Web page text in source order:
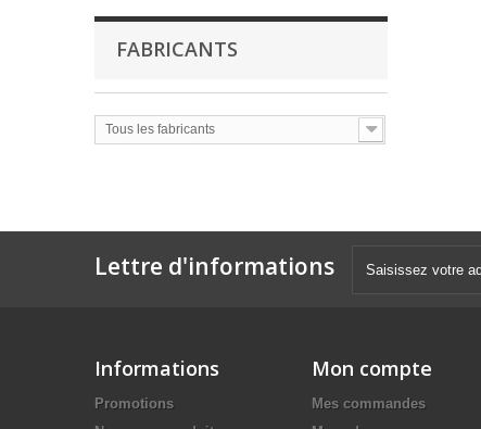
FABRICANTS
Tous les fabricants
Lettre d'informations
Informations
Promotions
Mon compte
Mes commandes